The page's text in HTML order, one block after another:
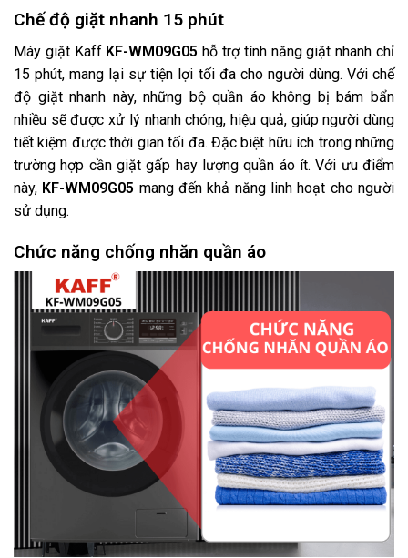
Chế độ giặt nhanh 15 phút
Máy giặt Kaff KF-WM09G05 hỗ trợ tính năng giặt nhanh chỉ
15 phút, mang lại sự tiện lợi tối đa cho người dùng. Với chế
độ giặt nhanh này, những bộ quần áo không bị bám bẩn
nhiều sẽ được xử lý nhanh chóng, hiệu quả, giúp người dùng
tiết kiệm được thời gian tối đa. Đặc biệt hữu ích trong những
trường hợp cần giặt gấp hay lượng quần áo ít. Với ưu điểm
này, KF-WM09G05 mang đến khả năng linh hoạt cho người
sử dụng.
Chức năng chống nhăn quần áo